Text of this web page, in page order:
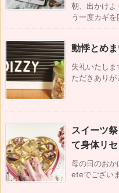
朝、出かけよ
う一度カギ
動悸とめ
失礼いたし
ただきあり
スイーツ
て身体リセ
母の日のおか
eteでござい